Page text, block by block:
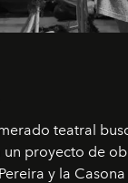
teatral
un proyecto de
y la